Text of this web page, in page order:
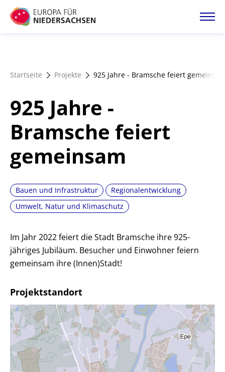
Direkt
zum
Förderangebote
Magazin
Startseite Projekte 925 Jahre - Bramsche feiert
925 Jahre -
Bramsche feiert
gemeinsam
Bauen und Infrastruktur
Regionalentwicklung
Umwelt, Natur und Klimaschutz
Im Jahr 2022 feiert die Stadt Bramsche ihre 925-
jähriges Jubiläum. Besucher und Einwohner feiern
gemeinsam ihre (Innen)Stadt!
Projektstandort